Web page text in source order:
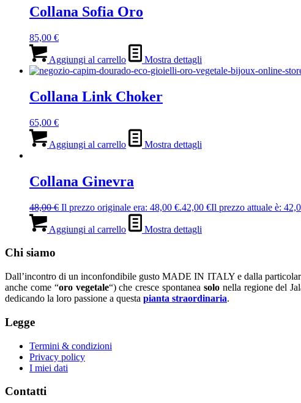
Collana Sofia Oro
85,00 €
Aggiungi al carrello Mostra dettagli
Collana Link Choker
65,00 €
Aggiungi al carrello Mostra dettagli
Collana Ginevra
48,00€ Il prezzo originale era: 48,00 €.42,00 €Il prezzo attuale è:
Aggiungi al carrello Mostra dettagli
Chi siamo
Dall’incontro di un inconfondibile gusto MADE IN ITALY e dalla
anche come “oro vegetale“) che cresce spontanea solonella regione del
dedicando la loro passione a questa pianta straordinaria.
Legge
Termini & condizioni
Privacy policy
I miei dati
Contatti